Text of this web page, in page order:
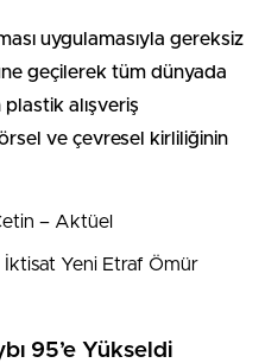
uygulamasıyla gereksiz
geçilerek tüm dünyada
alışveriş
ve çevresel kirliliğinin
– Aktüel
İktisat Yeni Etraf Ömür
95’e Yükseldi